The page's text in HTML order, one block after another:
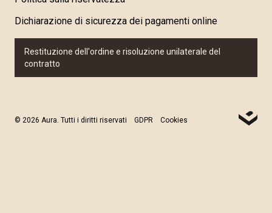
Dichiarazione di sicurezza dei pagamenti online
Restituzione dell'ordine e risoluzione unilaterale del
contratto
© 2026 Aura. Tutti i diritti riservati GDPR Cookies